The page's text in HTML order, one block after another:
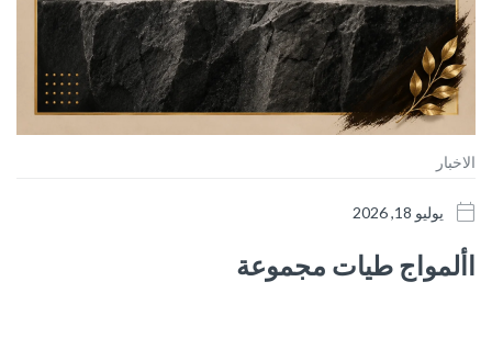
الاخبار
يوليو 18, 2026
األمواج طيات مجموعة